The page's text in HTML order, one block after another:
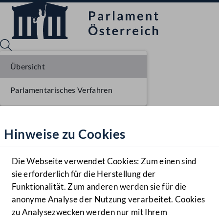
Hilfe
Benutzer
Navigationsmenü öffnen
MENÜ
Hinweise zu Cookies
Die Webseite verwendet Cookies: Zum einen sind
sie erforderlich für die Herstellung der
Funktionalität. Zum anderen werden sie für die
anonyme Analyse der Nutzung verarbeitet. Cookies
zu Analysezwecken werden nur mit Ihrem
Übersicht
Parlamentarisches Verfahren